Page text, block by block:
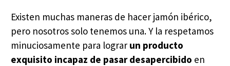
Existen muchas maneras de hacer jamón ibérico,
pero nosotros solo tenemos una. Y la respetamos
minuciosamente para lograr un producto
exquisito incapaz de pasar desapercibido en